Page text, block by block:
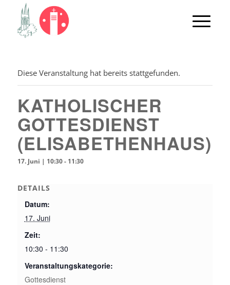
Diese Veranstaltung hat bereits stattgefunden.
KATHOLISCHER
GOTTESDIENST
(ELISABETHENHAUS)
17. Juni | 10:30- 11:30
DETAILS
Datum:
17. Juni
Zeit:
10:30 - 11:30
Veranstaltungskategorie:
Gottesdienst